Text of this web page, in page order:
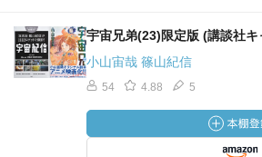
宇宙兄弟(23)限定版 (講談社
小山宙哉 篠山紀信
54 4.88 5